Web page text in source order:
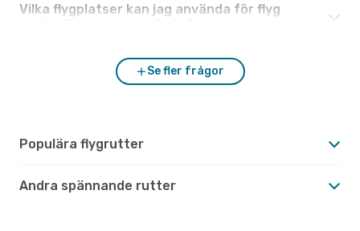
Vilka flygplatser kan jag använda för flyg
Se fler frågor
Populära flygrutter
Andra spännande rutter